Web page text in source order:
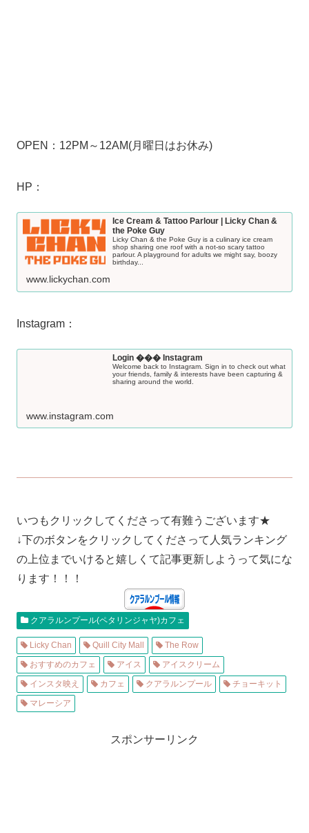
OPEN：12PM～12AM(月曜日はお休み)
HP：
Ice Cream & Tattoo Parlour | Licky Chan &
the Poke Guy
Licky Chan & the Poke Guy is a culinary ice cream
shop sharing one roof with a not-so scary tattoo
parlour. A playground for adults we might say, boozy
birthday...
www.lickychan.com
Instagram：
Login ��� Instagram
Welcome back to Instagram. Sign in to check out what
your friends, family & interests have been capturing &
sharing around the world.
www.instagram.com
いつもクリックしてくださって有難うございます★
↓下のボタンをクリックしてくださって人気ランキング
の上位までいけると嬉しくて記事更新しようって気にな
ります！！！
クアラルンプール(ペタリンジャヤ)カフェ
Licky Chan Quill City Mall
The Row
おすすめのカフェ
アイス
アイスクリーム
インスタ映え
カフェ クアラルンプール
チョーキット
マレーシア
スポンサーリンク